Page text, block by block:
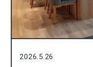
2026.5.26